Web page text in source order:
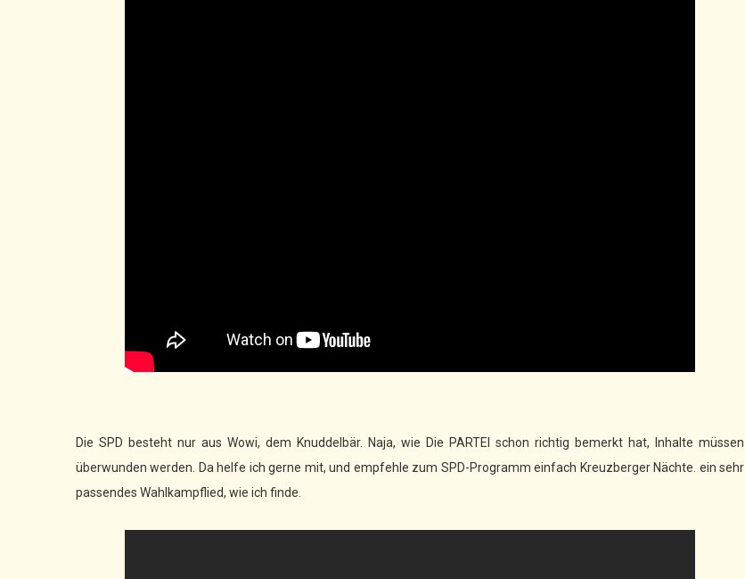
Die SPD besteht nur aus Wowi, dem Knuddelbär. Naja, wie Die PARTEI schon richtig bemerkt hat, Inhalte müssen
überwunden werden. Da helfe ich gerne mit, und empfehle zum SPD-Programm einfach Kreuzberger Nächte. ein sehr
passendes Wahlkampflied, wie ich finde.